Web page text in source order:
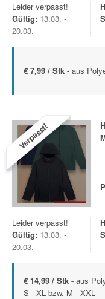
Leider verpasst!
Gültig: 13.03. -
20.03.
€ 7,99 / Stk - aus
Verpasst!
Leider verpasst!
Gültig: 13.03. -
20.03.
€ 14,99 / Stk - aus
S - XL bzw. M - XXL